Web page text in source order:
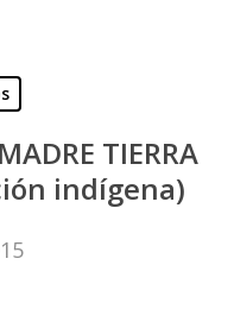
TIERRA
indígena)